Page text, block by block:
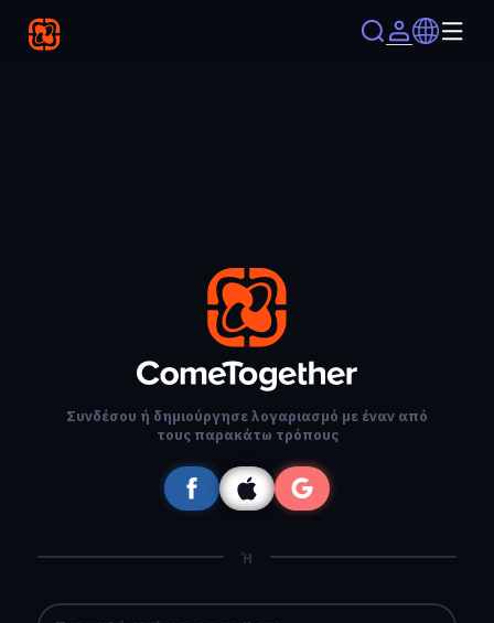
Συνδέσου ή δημιούργησε λογαριασμό με έναν από
τους παρακάτω τρόπους
Ή